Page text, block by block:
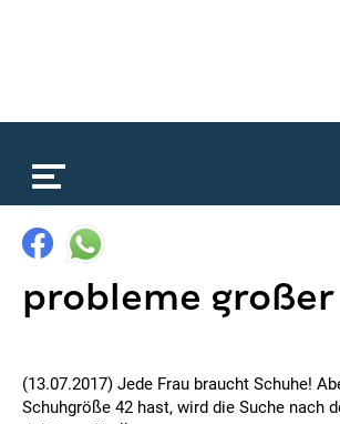
probleme
(13.07.2017) Jede Frau braucht Schuhe!
Schuhgröße 42 hast, wird die Suche nach